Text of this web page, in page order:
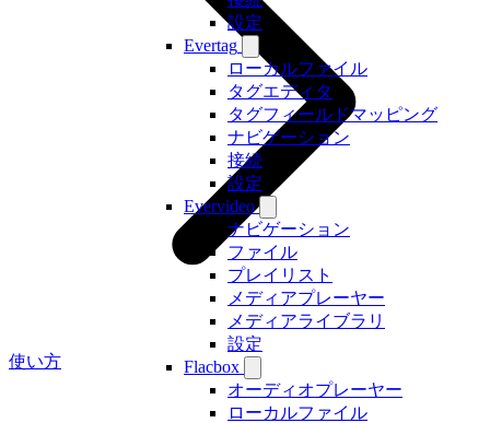
設定
Evertag
ローカルファイル
タグエディタ
タグフィールドマッピング
ナビゲーション
接続
設定
Evervideo
ナビゲーション
ファイル
プレイリスト
メディアプレーヤー
メディアライブラリ
設定
Flacbox
オーディオプレーヤー
ローカルファイル
使い方